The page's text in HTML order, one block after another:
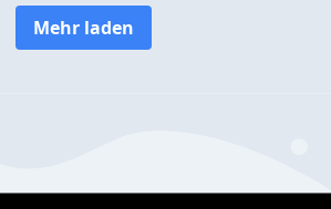
Mehr laden